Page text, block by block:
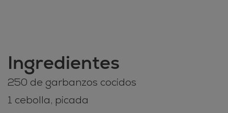
Ingredientes
250 de garbanzos cocidos
1 cebolla, picada